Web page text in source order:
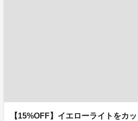
【15%OFF】イエローライトをカ